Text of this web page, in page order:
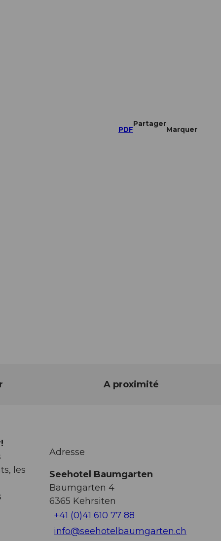
PDF
Partager
Marquer
A proximité
les
Adresse
Seehotel Baumgarten
Baumgarten 4
6365 Kehrsiten
+41 (0)41 610 77 88
info@seehotelbaumgarten.ch